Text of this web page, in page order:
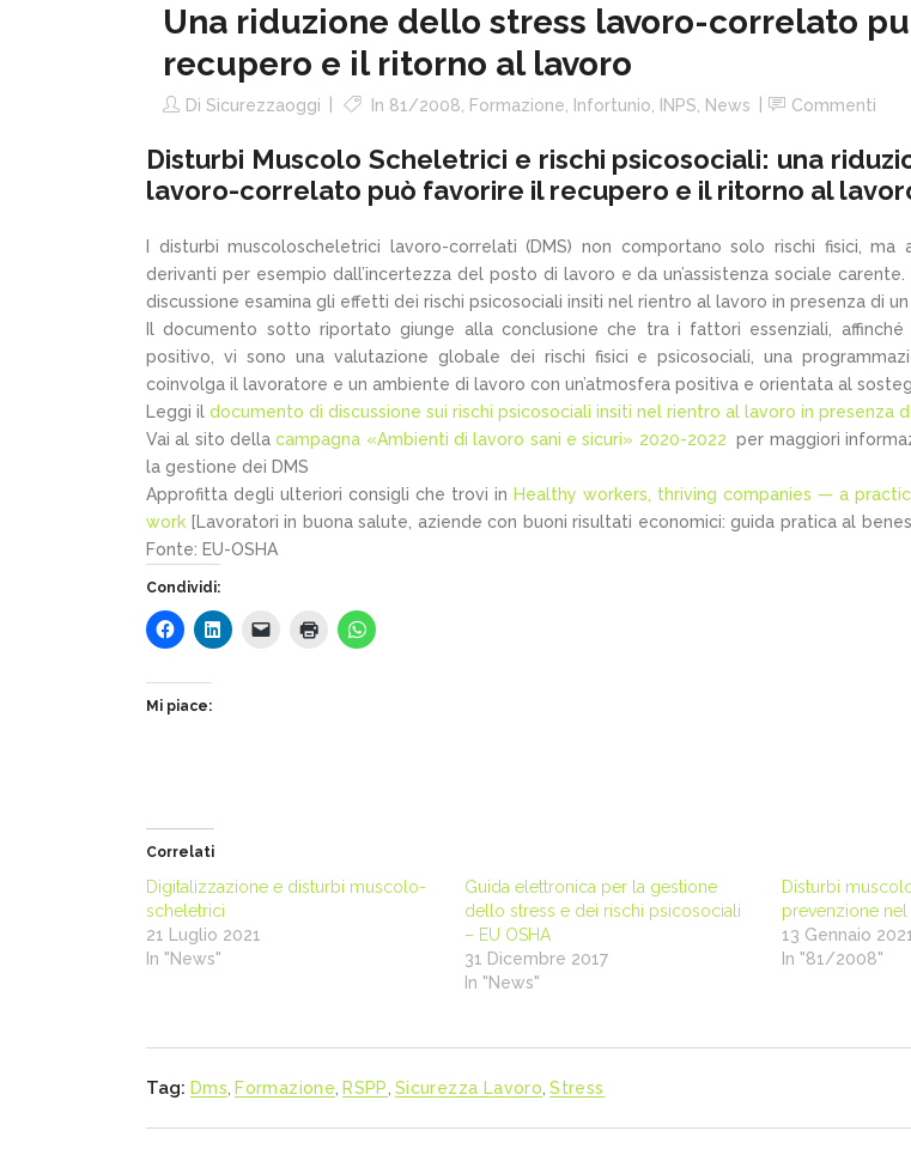
Una riduzione dello stress lavoro-correlato
recupero e il ritorno al lavoro
Di Sicurezzaoggi In 81/2008 Formazione Infortunio INPS News Commenti
Disturbi Muscolo Scheletrici e rischi psicosociali: una
lavoro-correlato può favorire il recupero e il ritorno al
I disturbi muscoloscheletrici lavoro-correlati (DMS) non comportano solo rischi fisici, ma
derivanti per esempio dall’incertezza del posto di lavoro e da un’assistenza sociale
discussione esamina gli effetti dei rischi psicosociali insiti nel rientro al lavoro in presenza di un
Il documento sotto riportato giunge alla conclusione che tra i fattori essenziali,
positivo, vi sono una valutazione globale dei rischi fisici e psicosociali, una
coinvolga il lavoratore e un ambiente di lavoro con un’atmosfera positiva e orientata al
Leggi il documento di discussione sui rischi psicosociali insiti nel rientro al lavoro in presenza
Vai al sito dellacampagna «Ambienti di lavoro sani e sicuri» 2020-2022 per maggiori
la gestione dei DMS
Approfitta degli ulteriori consigli che trovi in Healthy workers, thriving companies — a
work [Lavoratori in buona salute, aziende con buoni risultati economici: guida pratica al
Fonte: EU-OSHA
Condividi:
Mi piace:
Correlati
Digitalizzazione e disturbi muscolo-
scheletrici
21 Luglio 2021
In "News"
Guida elettronica per la gestione
dello stress e dei rischi psicosociali
– EU OSHA
31 Dicembre 2017
In "News"
Disturbi
prevenzione
13 Gennaio 2021
In "81/2008"
Tag: Dms Formazione RSPP Sicurezza Lavoro Stress